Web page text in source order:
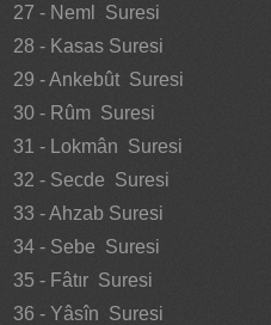
27 - Neml Suresi
28 - Kasas Suresi
29 - Ankebût Suresi
30 - Rûm Suresi
31 - Lokmân Suresi
32 - Secde Suresi
33 - Ahzab Suresi
34 - Sebe Suresi
35 - Fâtır Suresi
36 - Yâsîn Suresi